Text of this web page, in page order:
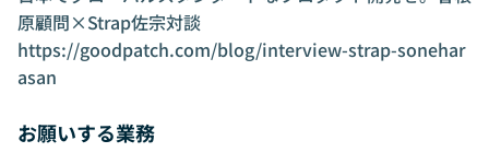
原顧問×Strap佐宗対談
https://goodpatch.com/blog/interview-strap-sonehar
asan
お願いする業務